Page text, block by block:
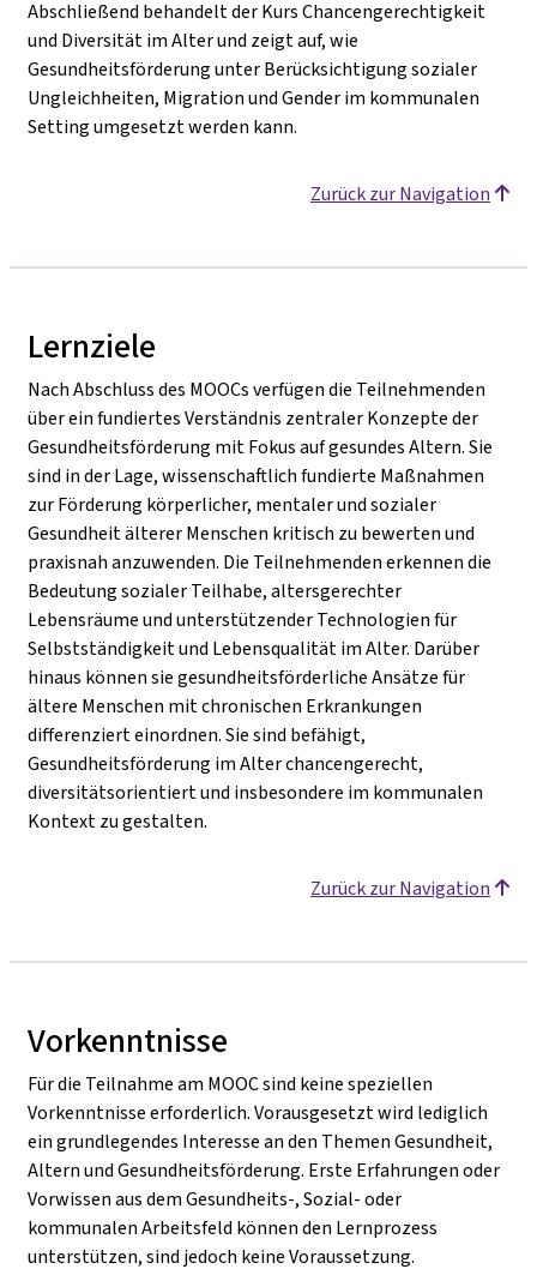
Abschließend behandelt der Kurs Chancengerechtigkeit
und Diversität im Alter und zeigt auf, wie
Gesundheitsförderung unter Berücksichtigung sozialer
Ungleichheiten, Migration und Gender im kommunalen
Setting umgesetzt werden kann.
Zurück zur Navigation
Lernziele
Nach Abschluss des MOOCs verfügen die Teilnehmenden
über ein fundiertes Verständnis zentraler Konzepte der
Gesundheitsförderung mit Fokus auf gesundes Altern. Sie
sind in der Lage, wissenschaftlich fundierte Maßnahmen
zur Förderung körperlicher, mentaler und sozialer
Gesundheit älterer Menschen kritisch zu bewerten und
praxisnah anzuwenden. Die Teilnehmenden erkennen die
Bedeutung sozialer Teilhabe, altersgerechter
Lebensräume und unterstützender Technologien für
Selbstständigkeit und Lebensqualität im Alter. Darüber
hinaus können sie gesundheitsförderliche Ansätze für
ältere Menschen mit chronischen Erkrankungen
differenziert einordnen. Sie sind befähigt,
Gesundheitsförderung im Alter chancengerecht,
diversitätsorientiert und insbesondere im kommunalen
Kontext zu gestalten.
Zurück zur Navigation
Vorkenntnisse
Für die Teilnahme am MOOC sind keine speziellen
Vorkenntnisse erforderlich. Vorausgesetzt wird lediglich
ein grundlegendes Interesse an den Themen Gesundheit,
Altern und Gesundheitsförderung. Erste Erfahrungen oder
Vorwissen aus dem Gesundheits-, Sozial- oder
kommunalen Arbeitsfeld können den Lernprozess
unterstützen, sind jedoch keine Voraussetzung.